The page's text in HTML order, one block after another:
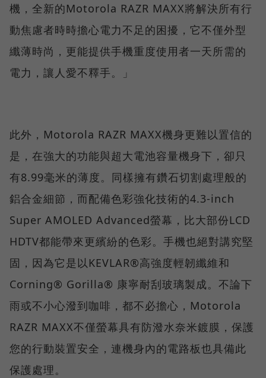
機，全新的Motorola RAZR MAXX將解決所有行
動焦慮者時時擔心電力不足的困擾，它不僅外型
纖薄時尚，更能提供手機重度使用者一天所需的
電力，讓人愛不釋手。」
此外，Motorola RAZR MAXX機身更難以置信的
是，在強大的功能與超大電池容量機身下，卻只
有8.99毫米的薄度。同樣擁有鑽石切割處理般的
鋁合金細節，而配備色彩強化技術的4.3-inch
Super AMOLED Advanced螢幕，比大部份LCD
HDTV都能帶來更繽紛的色彩。手機也絕對講究堅
固，因為它是以KEVLAR®高強度輕韌纖維和
Corning® Gorilla® 康寧耐刮玻璃製成。不論下
雨或不小心潑到咖啡，都不必擔心，Motorola
RAZR MAXX不僅螢幕具有防潑水奈米鍍膜，保護
您的行動裝置安全，連機身內的電路板也具備此
保護處理。